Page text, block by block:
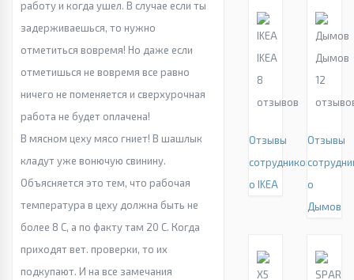
работу и когда ушел. В случае если ты
задерживаешься, то нужно
отметиться вовремя! Но даже если
отметишься не вовремя все равно
ничего не поменяется и сверхурочная
работа не будет оплачена!
В мясном цеху мясо гниет! В шашлык
кладут уже вонючую свинину.
Объясняется это тем, что рабочая
температура в цеху должна быть не
более 8 С, а по факту там 20 С. Когда
приходят вет. проверки, то их
подкупают. И на все замечания
IKEA
8
отзывов
Отзывы
сотрудников
о IKEA
Дымов
12
Отзывы
о
Дымов